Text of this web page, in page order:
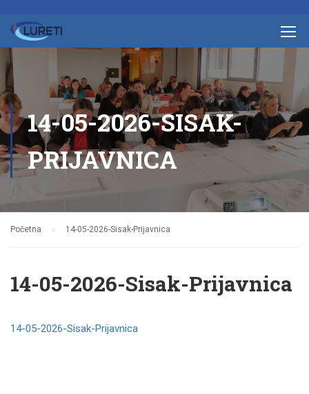
14-05-2026-SISAK-
PRIJAVNICA
Početna 14-05-2026-Sisak-Prijavnica
14-05-2026-Sisak-Prijavnica
14-05-2026-Sisak-Prijavnica